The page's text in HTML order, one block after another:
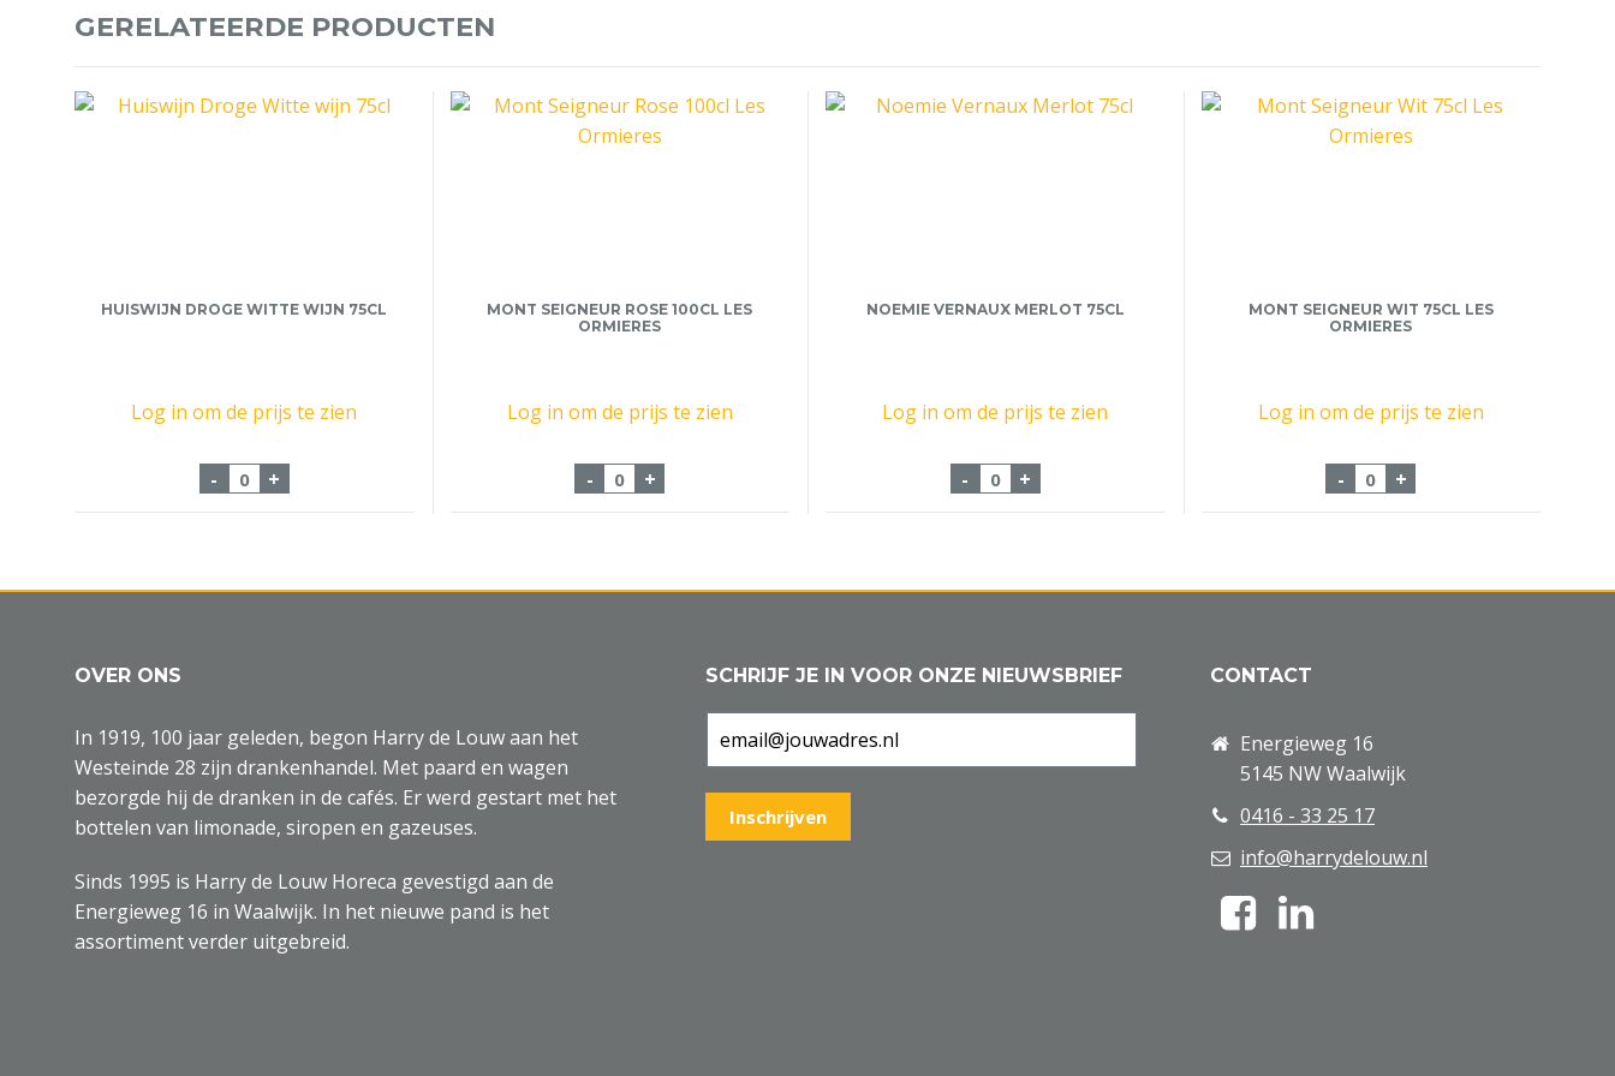
GERELATEERDE PRODUCTEN
HUISWIJN DROGE WITTE WIJN 75CL
Log in om de prijs te zien
- Huiswijn Droge Witte wijn 75cl aantal
+
MONT SEIGNEUR ROSE 100CL LES
ORMIERES
Log in om de prijs te zien
- Mont Seigneur Rose 100cl Les Ormieres aantal
+
NOEMIE VERNAUX MERLOT 75CL
Log in om de prijs te zien
- Noemie Vernaux Merlot 75cl aantal
+
MONT SEIGNEUR WIT 75CL LES
ORMIERES
Log in om de prijs te zien
- Mont Seigneur Wit 75cl
+
OVER ONS
In 1919, 100 jaar geleden, begon Harry de Louw aan het
Westeinde 28 zijn drankenhandel. Met paard en wagen
bezorgde hij de dranken in de cafés. Er werd gestart met het
bottelen van limonade, siropen en gazeuses.
Sinds 1995 is Harry de Louw Horeca gevestigd aan de
Energieweg 16 in Waalwijk. In het nieuwe pand is het
assortiment verder uitgebreid.
SCHRIJF JE IN VOOR ONZE NIEUWSBRIEF CONTACT
Energieweg 16
5145 NW Waalwijk
0416 - 33 25 17
info@harrydelouw.nl